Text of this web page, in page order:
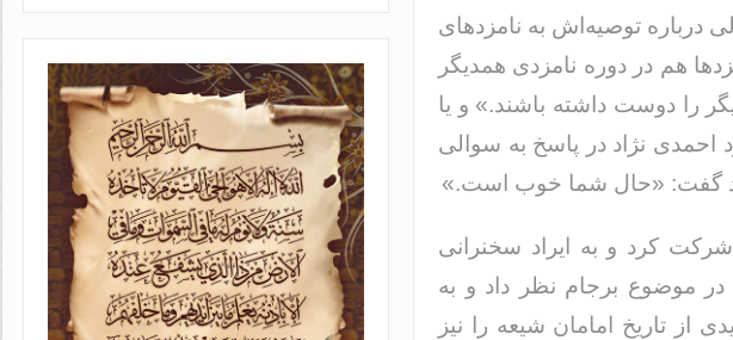
درباره توصیه‌اش به نامزدهای
هم در دوره نامزدی همدیگر
را دوست داشته باشند.» و یا
احمدی نژاد در پاسخ به سوالی
شد گفت: «حال شما خوب است.»
کرد و به ایراد سخنرانی
در موضوع برجام نظر داد و به
از تاریخ امامان شیعه را نیز